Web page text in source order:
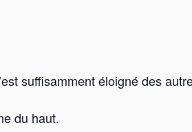
suffisamment éloigné des
du haut.